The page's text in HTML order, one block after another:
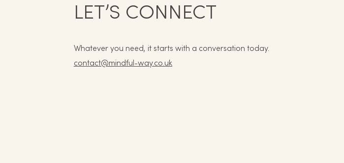
LET’S CONNECT
Whatever you need, it starts with a conversation today.
contact@mindful-way.co.uk